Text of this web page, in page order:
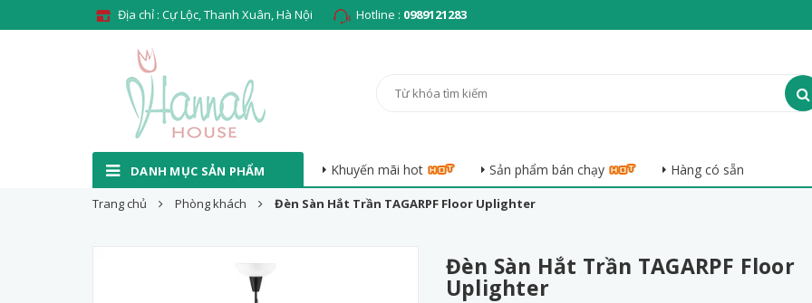
Địa chỉ : Cự Lộc, Thanh Xuân, Hà Nội Hotline : 0989121283
DANH MỤC SẢN PHẨM Khuyến mãi hot Sản phẩm bán chạy Hàng có sẵn
Trang chủ Phòng khách Đèn Sàn Hắt Trần TAGARPF Floor Uplighter
Đèn Sàn Hắt Trần TAGARPF Floor
Uplighter